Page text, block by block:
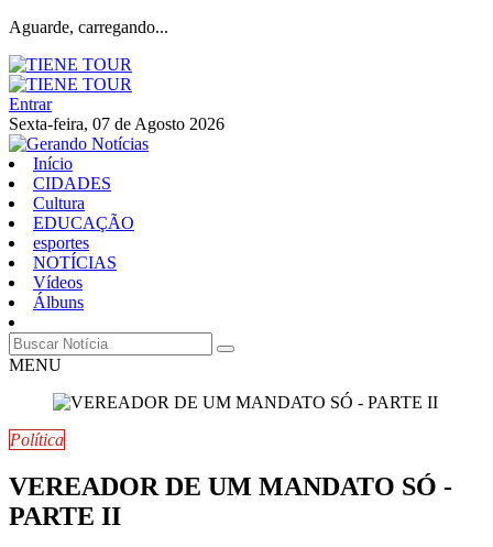
Aguarde, carregando...
Entrar
Sexta-feira, 07 de Agosto 2026
Início
CIDADES
Cultura
EDUCAÇÃO
esportes
NOTÍCIAS
Vídeos
Álbuns
MENU
Política
VEREADOR DE UM MANDATO SÓ -
PARTE II